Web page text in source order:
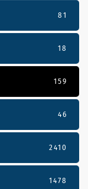
81
18
159
46
2410
1478